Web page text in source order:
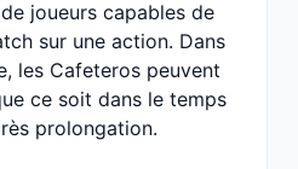
joueurs capables de
sur une action. Dans
les Cafeteros peuvent
ce soit dans le temps
prolongation.